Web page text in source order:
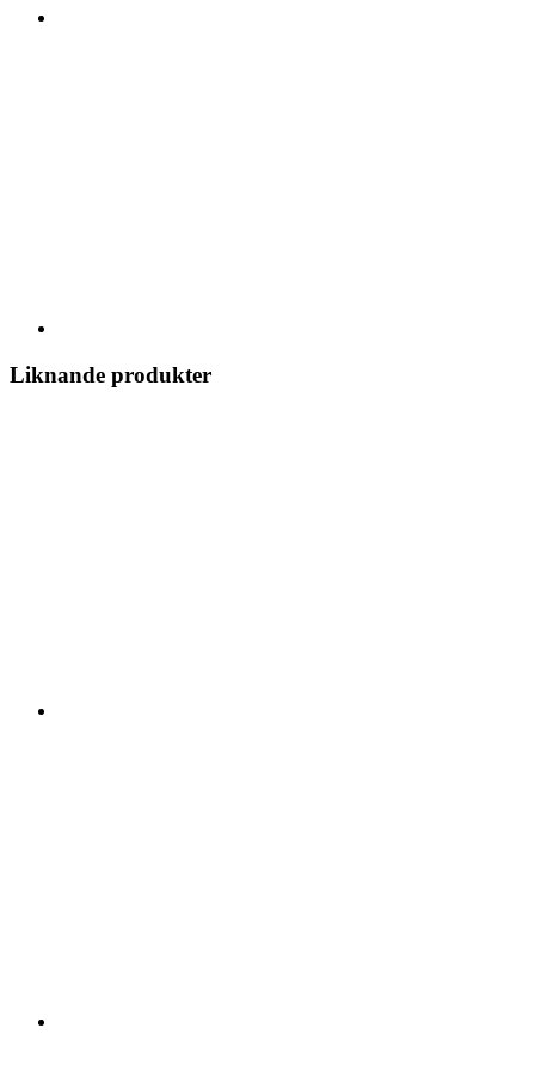
Liknande produkter